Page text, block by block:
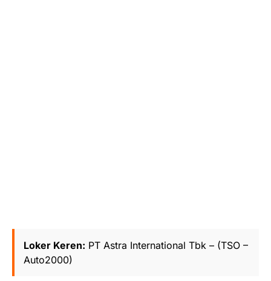
Loker Keren: PT Astra International Tbk – (TSO –
Auto2000)